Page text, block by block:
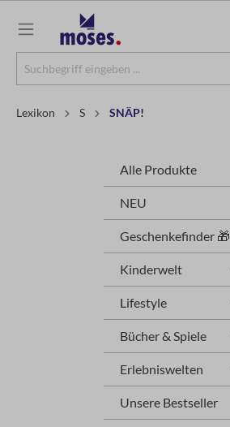
Lexikon S SNÄP!
Alle Produkte
NEU
Geschenkefinder 🎁
Kinderwelt
Lifestyle
Bücher & Spiele
Erlebniswelten
Unsere Bestseller